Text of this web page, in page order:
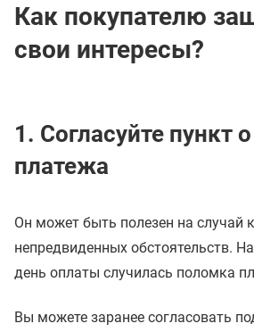
Как покупателю
свои интересы?
1. Согласуйте пункт
платежа
Он может быть полезен на случай
непредвиденных обстоятельств.
день оплаты случилась поломка
Вы можете заранее согласовать